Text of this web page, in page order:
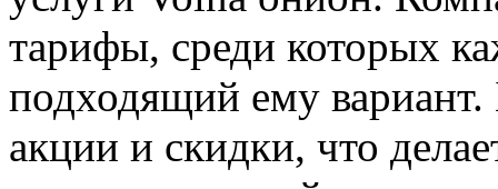
тарифы, среди которых
подходящий ему вариант.
акции и скидки, что